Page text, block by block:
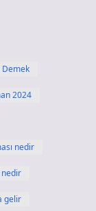
Demek
2024
nedir
gelir